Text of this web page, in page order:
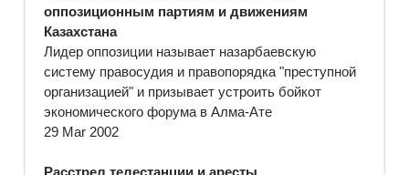
оппозиционным партиям и движениям
Казахстана
Лидер оппозиции называет назарбаевскую
систему правосудия и правопорядка "преступной
организацией" и призывает устроить бойкот
экономического форума в Алма-Ате
29 Mar 2002
Расстрел телестанции и аресты